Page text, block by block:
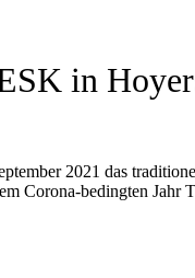
in
2021 das
Corona-bedingten Jahr